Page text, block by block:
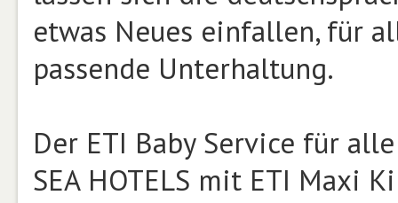
etwas Neues einfallen, für
passende Unterhaltung.
Der ETI Baby Service für
SEA HOTELS mit ETI Maxi